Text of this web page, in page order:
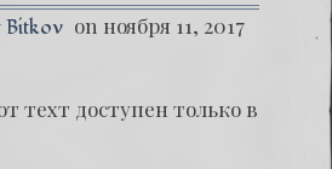
Bitkov on ноября 11, 2017
техт доступен только в